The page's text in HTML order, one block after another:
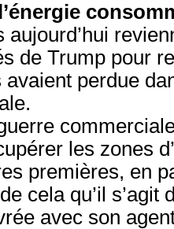
de Trump pour
avaient perdue
les zones
premières, en
cela qu’il
avec son